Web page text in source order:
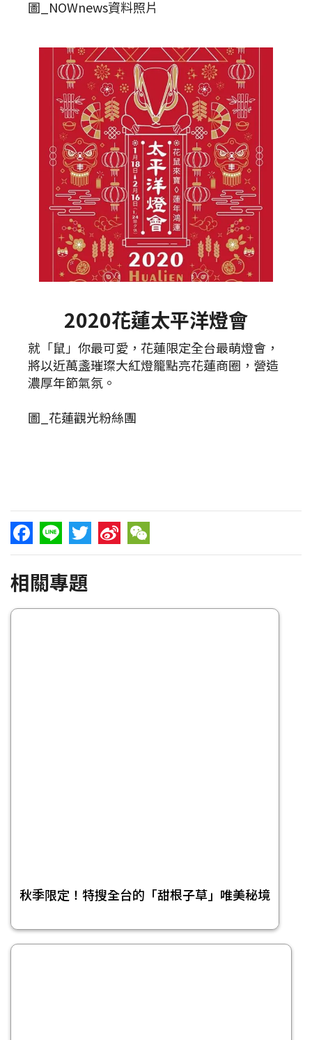
圖_NOWnews資料照片
2020花蓮太平洋燈會
就「鼠」你最可愛，花蓮限定全台最萌燈會，
將以近萬盞璀璨大紅燈籠點亮花蓮商圈，營造
濃厚年節氣氛。
圖_花蓮觀光粉絲團
Facebook
Line TwitterSina WeChat
相關專題
秋季限定！特搜全台的「甜根子草」唯美秘境